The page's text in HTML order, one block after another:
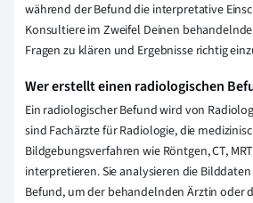
während der Befund die interpretative
Konsultiere im Zweifel Deinen
Fragen zu klären und Ergebnisse richtig
Wer erstellt einen radiologischen
Ein radiologischer Befund wird von
sind Fachärzte für Radiologie, die
Bildgebungsverfahren wie Röntgen, CT,
interpretieren. Sie analysieren die
Befund, um der behandelnden Ärztin oder